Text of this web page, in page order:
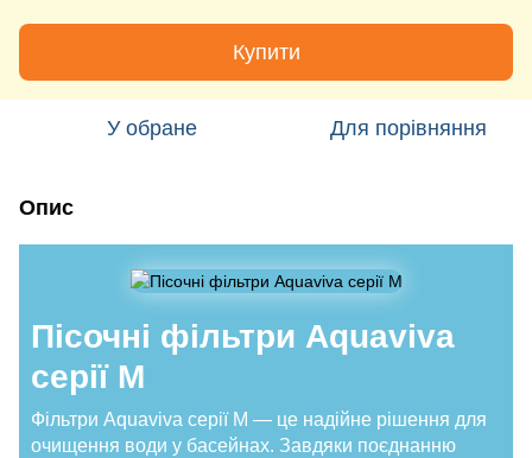
Купити
У обране Для порівняння
Опис
Пісочні фільтри Aquaviva
серії M
Фільтри Aquaviva серії M — це надійне рішення для
очищення води у басейнах. Завдяки поєднанню